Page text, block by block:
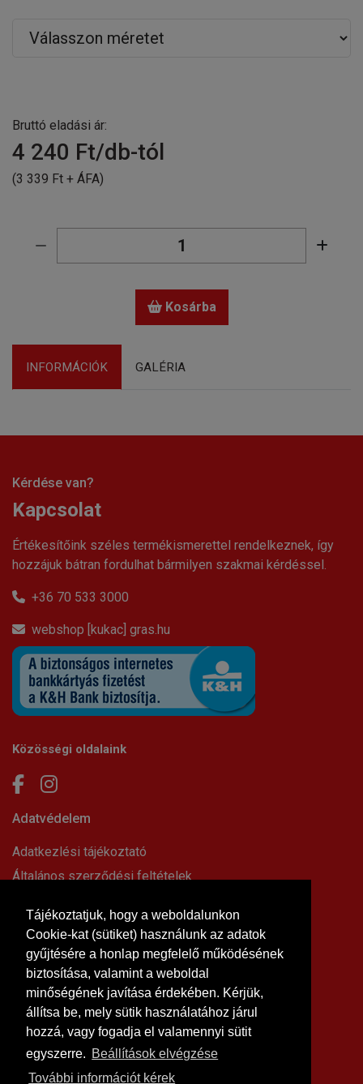
Tájékoztatjuk, hogy a weboldalunkon
Cookie-kat (sütiket) használunk az adatok
gyűjtésére a honlap megfelelő működésének
biztosítása, valamint a weboldal
minőségének javítása érdekében. Kérjük,
állítsa be, mely sütik használatához járul
hozzá, vagy fogadja el valamennyi sütit
egyszerre. Beállítások elvégzése
További információt kérek
Bruttó eladási ár:
4 240 Ft/db-tól
(3 339 Ft + ÁFA)
Kosárba
INFORMÁCIÓK GALÉRIA
Kérdése van?
Kapcsolat
Értékesítőink széles termékismerettel rendelkeznek, így
hozzájuk bátran fordulhat bármilyen szakmai kérdéssel.
+36 70 533 3000
webshop [kukac] gras.hu
Közösségi oldalaink
Adatvédelem
Adatkezlési tájékoztató
Általános szerződési feltételek
Impresszum
Süti beállítások
Információk
Hírek, cikkek
Kapcsolat
Letölthető dokumentumok
Rólunk